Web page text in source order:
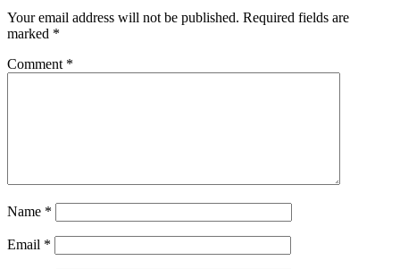
Your email address will not be published. Required fields are
marked *
Comment *
Name *
Email *